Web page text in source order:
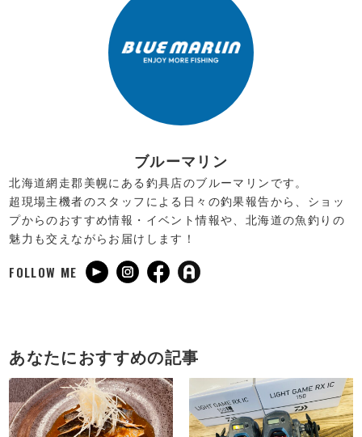
ブルーマリン
北海道網走郡美幌にある釣具店のブルーマリンです。
超現場主機者のスタッフによる日々の釣果報告から、ショッ
プからのおすすめ情報・イベント情報や、北海道の魚釣りの
魅力も交えながらお届けします！
FOLLOW ME
あなたにおすすめの記事